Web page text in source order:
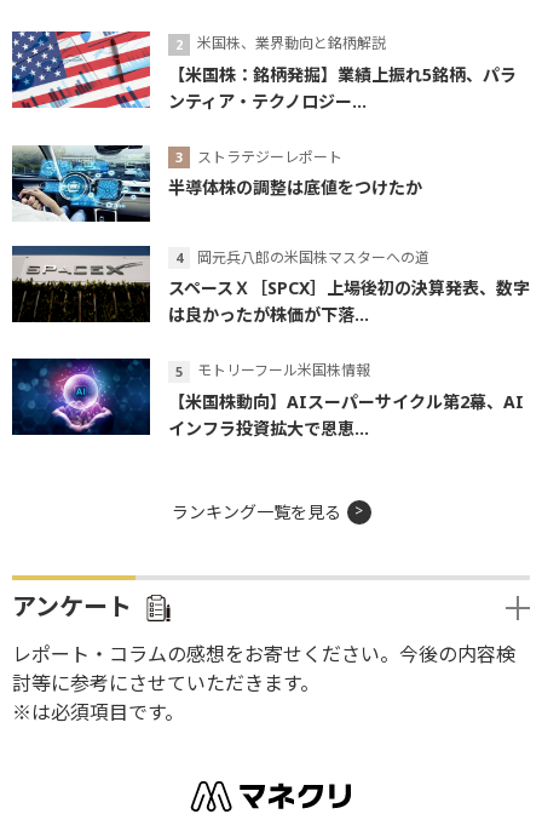
米国株、業界動向と銘柄解説
【米国株：銘柄発掘】業績上振れ5銘柄、パラ
ンティア・テクノロジー...
ストラテジーレポート
半導体株の調整は底値をつけたか
岡元兵八郎の米国株マスターへの道
スペースＸ［SPCX］上場後初の決算発表、数字
は良かったが株価が下落...
モトリーフール米国株情報
【米国株動向】AIスーパーサイクル第2幕、AI
インフラ投資拡大で恩恵...
ランキング一覧を見る
アンケート
レポート・コラムの感想をお寄せください。今後の内容検
討等に参考にさせていただきます。
※は必須項目です。